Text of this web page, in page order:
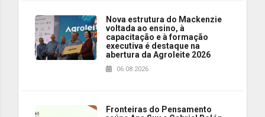
Nova estrutura do Mackenzie
voltada ao ensino, à
capacitação e à formação
executiva é destaque na
abertura da Agroleite 2026
06.08.2026
Fronteiras do Pensamento